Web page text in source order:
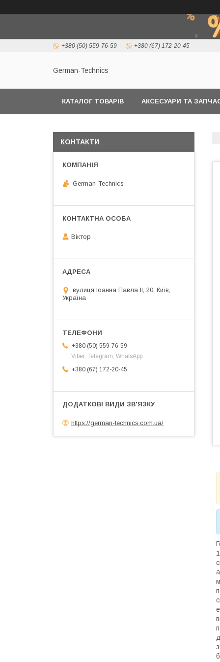
+380 (50) 559-76-59 +380 (67) 172-20-45
German-Technics
КАТАЛОГ ТОВАРІВ АКСЕСУАРИ ТА
КОНТАКТИ
German-Technics
Віктор
вулиця Іоанна Павла ІІ, 20, Київ,
Україна
+380 (50) 559-76-59
Viber, Telegram, WhatsApp
+380 (67) 172-20-45
https://german-technics.com.ua/